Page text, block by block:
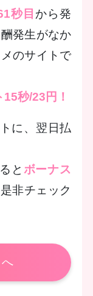
秒目 から発
発生がなか
のサイトで
15秒/23円！
に、翌日払
と ボーナス
非チェック